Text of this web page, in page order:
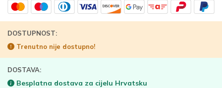
DOSTUPNOST:
Trenutno nije dostupno!
DOSTAVA:
Besplatna dostava za cijelu Hrvatsku